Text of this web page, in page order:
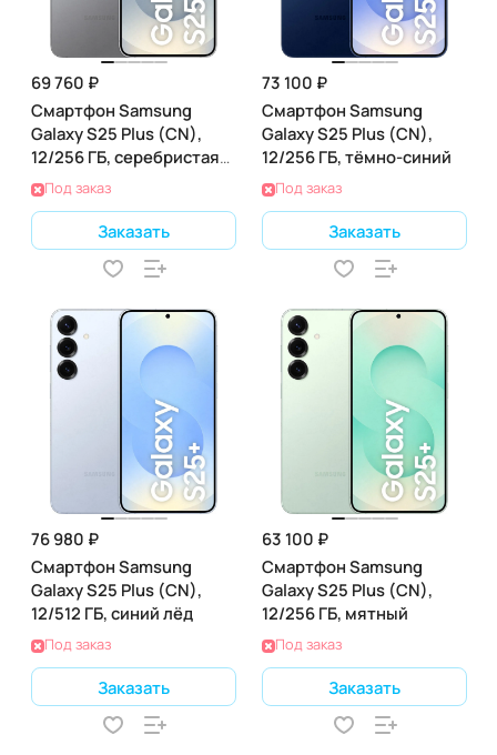
69 760 ₽
Смартфон Samsung
Galaxy S25 Plus (CN),
12/256 ГБ, серебристая
тень
Под заказ
Заказать
73 100 ₽
Смартфон Samsung
Galaxy S25 Plus (CN),
12/256 ГБ, тёмно-синий
Под заказ
Заказать
76 980 ₽
Смартфон Samsung
Galaxy S25 Plus (CN),
12/512 ГБ, синий лёд
Под заказ
Заказать
63 100 ₽
Смартфон Samsung
Galaxy S25 Plus (CN),
12/256 ГБ, мятный
Под заказ
Заказать